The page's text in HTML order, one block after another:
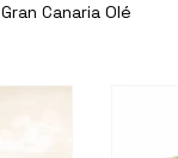
Canaria Olé